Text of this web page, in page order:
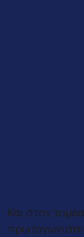
Και στον